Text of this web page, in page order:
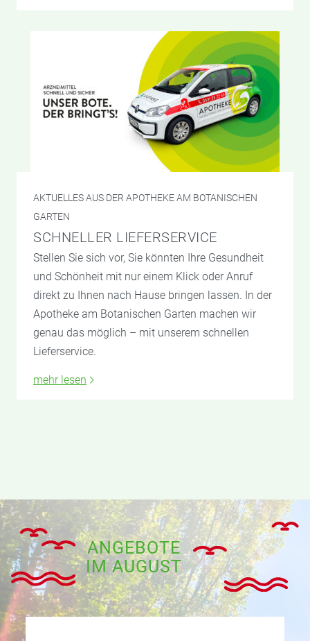
AKTUELLES AUS DER APOTHEKE AM BOTANISCHEN
GARTEN
SCHNELLER LIEFERSERVICE
Stellen Sie sich vor, Sie könnten Ihre Gesundheit
und Schönheit mit nur einem Klick oder Anruf
direkt zu Ihnen nach Hause bringen lassen. In der
Apotheke am Botanischen Garten machen wir
genau das möglich – mit unserem schnellen
Lieferservice.
mehr lesen
ANGEBOTE
IM AUGUST